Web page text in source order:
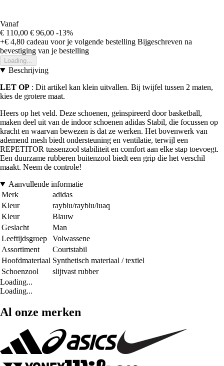
Vanaf
€ 110,00 € 96,00 -13%
+€ 4,80 cadeau voor je volgende bestelling Bijgeschreven na
bevestiging van je bestelling
Loading...
Beschrijving
LET OP : Dit artikel kan klein uitvallen. Bij twijfel tussen 2 maten,
kies de grotere maat.
Heers op het veld. Deze schoenen, geïnspireerd door basketball,
maken deel uit van de indoor schoenen adidas Stabil, die focussen op
kracht en waarvan bewezen is dat ze werken. Het bovenwerk van
ademend mesh biedt ondersteuning en ventilatie, terwijl een
REPETITOR tussenzool stabiliteit en comfort aan elke stap toevoegt.
Een duurzame rubberen buitenzool biedt een grip die het verschil
maakt. Neem de controle!
Aanvullende informatie
Merk
adidas
Kleur
rayblu/rayblu/luaq
Kleur
Blauw
Geslacht
Man
Leeftijdsgroep
Volwassene
Assortiment
Courtstabil
Hoofdmateriaal Synthetisch materiaal / textiel
Schoenzool
slijtvast rubber
Loading...
Loading...
Al onze merken